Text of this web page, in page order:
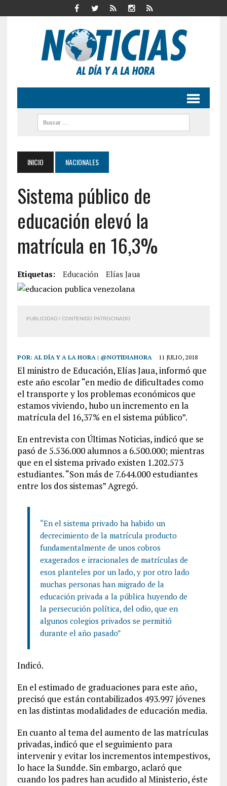
INICIO NACIONALES
Sistema público de
educación elevó la
matrícula en 16,3%
Etiquetas: Educación Elías Jaua
PUBLICIDAD / CONTENIDO PATROCINADO
POR: AL DÍA Y A LA HORA | @NOTIDIAHORA 11 JULIO, 2018
El ministro de Educación, Elías Jaua, informó que
este año escolar “en medio de dificultades como
el transporte y los problemas económicos que
estamos viviendo, hubo un incremento en la
matrícula del 16,37% en el sistema público”.
En entrevista con Últimas Noticias, indicó que se
pasó de 5.536.000 alumnos a 6.500.000; mientras
que en el sistema privado existen 1.202.573
estudiantes. “Son más de 7.644.000 estudiantes
entre los dos sistemas” Agregó.
“En el sistema privado ha habido un
decrecimiento de la matrícula producto
fundamentalmente de unos cobros
exagerados e irracionales de matrículas de
esos planteles por un lado, y por otro lado
muchas personas han migrado de la
educación privada a la pública huyendo de
la persecución política, del odio, que en
algunos colegios privados se permitió
durante el año pasado”
Indicó.
En el estimado de graduaciones para este año,
precisó que están contabilizados 493.997 jóvenes
en las distintas modalidades de educación media.
En cuanto al tema del aumento de las matrículas
privadas, indicó que el seguimiento para
intervenir y evitar los incrementos intempestivos,
lo hace la Sundde. Sin embargo, aclaró que
cuando los padres han acudido al Ministerio, éste